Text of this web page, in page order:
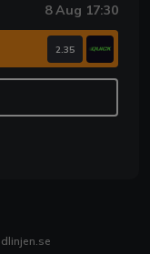
8 Aug 17:30
2.35